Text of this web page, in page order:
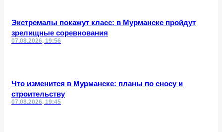
Экстремалы покажут класс: в Мурманске пройдут
зрелищные соревнования
07.08.2026, 19:56
Что изменится в Мурманске: планы по сносу и
строительству
07.08.2026, 19:45